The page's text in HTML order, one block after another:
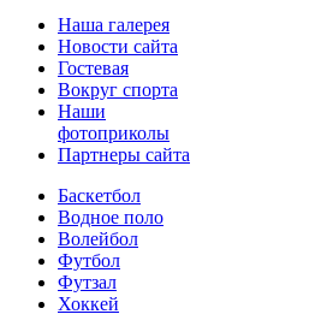
Наша галерея
Новости сайта
Гостевая
Вокруг спорта
Наши
фотоприколы
Партнеры сайта
Баскетбол
Водное поло
Волейбол
Футбол
Футзал
Хоккей